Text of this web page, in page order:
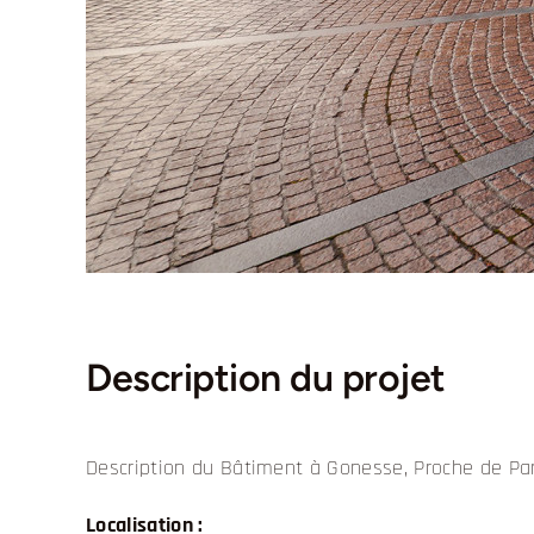
Description du projet
Description du Bâtiment à Gonesse, Proche de
Localisation :